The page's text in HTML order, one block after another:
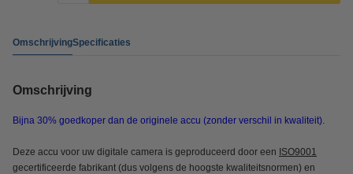
OmschrijvingSpecificaties
Omschrijving
Bijna 30% goedkoper dan de originele accu (zonder verschil in kwaliteit).
Deze accu voor uw digitale camera is geproduceerd door een ISO9001
gecertificeerde fabrikant (dus volgens de hoogste kwaliteitsnormen) en